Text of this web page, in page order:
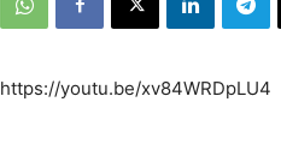
https://youtu.be/xv84WRDpLU4